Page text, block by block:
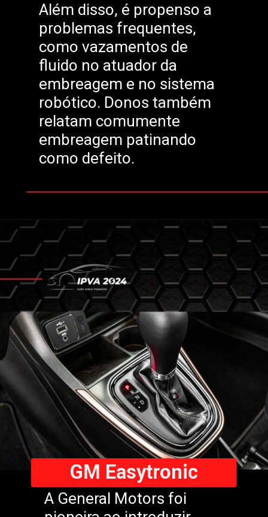
Além disso, é propenso a
problemas frequentes,
como vazamentos de
fluido no atuador da
embreagem e no sistema
robótico. Donos também
relatam comumente
embreagem patinando
como defeito.
A General Motors foi
GM Easytronic